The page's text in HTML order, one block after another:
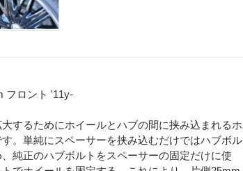
フロント '11y-
するためにホイールとハブの間に挟み込まれるホ
。単純にスペーサーを挟み込むだけではハブボル
純正のハブボルトをスペーサーの固定だけに使